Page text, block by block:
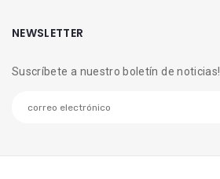
NEWSLETTER
Suscríbete a nuestro boletín de noticias!